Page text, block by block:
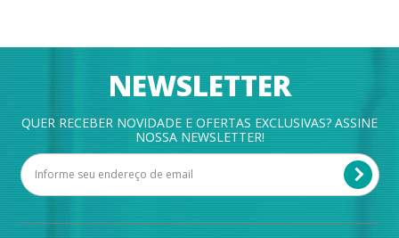
NEWSLETTER
QUER RECEBER NOVIDADE E OFERTAS EXCLUSIVAS? ASSINE
NOSSA NEWSLETTER!